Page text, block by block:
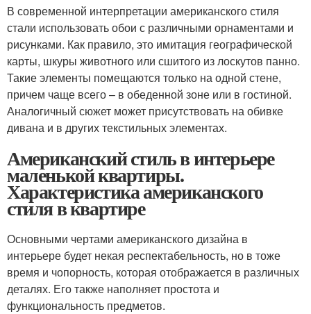
В современной интерпретации американского стиля
стали использовать обои с различными орнаментами и
рисунками. Как правило, это имитация географической
карты, шкуры животного или сшитого из лоскутов панно.
Такие элементы помещаются только на одной стене,
причем чаще всего – в обеденной зоне или в гостиной.
Аналогичный сюжет может присутствовать на обивке
дивана и в других текстильных элементах.
Американский стиль в интерьере
маленькой квартиры.
Характеристика американского
стиля в квартире
Основными чертами американского дизайна в
интерьере будет некая респектабельность, но в тоже
время и чопорность, которая отображается в различных
деталях. Его также наполняет простота и
функциональность предметов.